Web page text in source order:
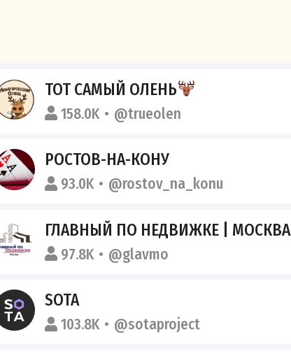
ТОТ САМЫЙ ОЛЕНЬ
158.0K @trueolen
РОСТОВ-НА-КОНУ
93.0K @rostov_na_konu
ГЛАВНЫЙ ПО НЕДВИЖКЕ | МОСКВА
97.8K @glavmo
SOTA
103.8K @sotaproject